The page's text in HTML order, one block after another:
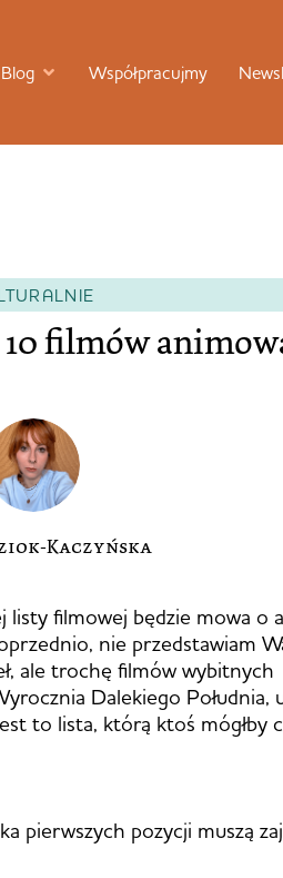
Blog Współpracujmy
filmów
Kaczyńska
filmowej będzie mowa o
nie przedstawiam
ale trochę filmów wybitnych
Dalekiego Południa,
to lista, którą ktoś mógłby
pierwszych pozycji muszą